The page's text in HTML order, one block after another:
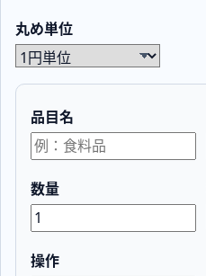
丸め単位
品目名
数量
操作